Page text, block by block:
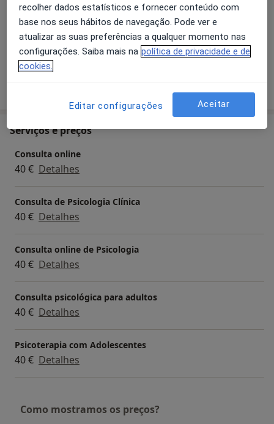
Transtornos Fóbicos
Transtornos De Estresse Pós-Traumáticos
Estresse
a11y_sr_more_diseases
sobre a experiência
Serviços e preços
Consulta online
40 € Detalhes
Consulta de Psicologia Clínica
40 € Detalhes
Consulta online de Psicologia
40 € Detalhes
Consulta psicológica para adultos
40 € Detalhes
Psicoterapia com Adolescentes
40 € Detalhes
Como mostramos os preços?
recolher dados estatísticos e fornecer conteúdo com
base nos seus hábitos de navegação. Pode ver e
atualizar as suas preferências a qualquer momento nas
configurações. Saiba mais na política de privacidade e de
cookies.
Editar configurações Aceitar